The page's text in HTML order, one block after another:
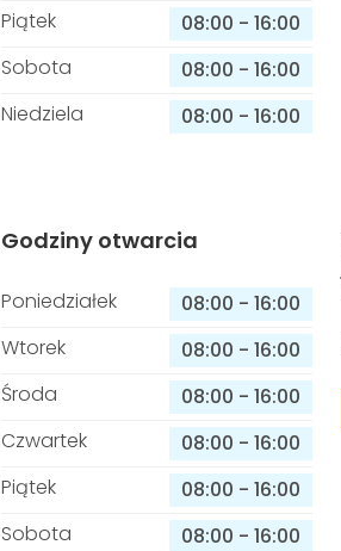
Piątek
08:00 - 16:00
Sobota
08:00 - 16:00
Niedziela
08:00 - 16:00
Godziny otwarcia
Poniedziałek 08:00 - 16:00
Wtorek
08:00 - 16:00
Środa
08:00 - 16:00
Czwartek
08:00 - 16:00
Piątek
08:00 - 16:00
Sobota
08:00 - 16:00